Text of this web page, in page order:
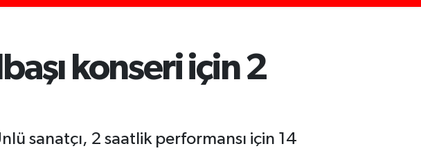
konseri için 2
sanatçı, 2 saatlik performansı için 14